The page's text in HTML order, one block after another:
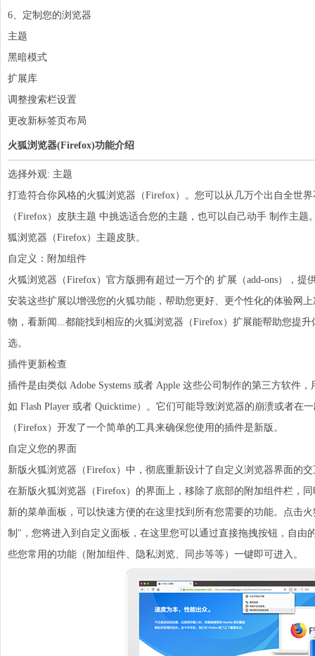
6、定制您的浏览器
主题
黑暗模式
扩展库
调整搜索栏设置
更改新标签页布局
火狐浏览器(Firefox)功能介绍
选择外观: 主题
打造符合你风格的火狐浏览器（Firefox）。您可以从几万个出自全世
（Firefox）皮肤主题 中挑选适合您的主题 ，也可以自己动手 制作主
狐浏览器（Firefox）主题皮肤。
自定义：附加组件
火狐浏览器（Firefox）官方版拥有超过一万个的 扩展（add-ons），
安装这些扩展以增强您的火狐功能，帮助您更好、更个性化的体验网
物，看新闻...都能找到相应的火狐浏览器（Firefox）扩展能帮助您提
选。
插件更新检查
插件是由类似 Adobe Systems 或者 Apple 这些公司制作的第三方软件
如 Flash Player 或者 Quicktime）。它们可能导致浏览器的崩溃或者在
（Firefox）开发了一个简单的工具来确保您使用的插件是新版。
自定义您的界面
新版火狐浏览器（Firefox）中，彻底重新设计了自定义浏览器界面的
在新版火狐浏览器（Firefox）的界面上，移除了底部的附加组件栏，
新的菜单面板，可以快速方便的在这里找到所有您需要的功能。点击
制"，您将进入到自定义面板，在这里您可以通过直接拖拽按钮，自由
些您常用的功能（附加组件、隐私浏览、同步等等）一键即可进入。